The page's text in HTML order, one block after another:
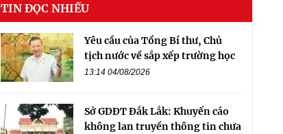
TIN ĐỌC NHIỀU
Yêu cầu của Tổng Bí thư, Chủ
tịch nước về sắp xếp trường học
13:14 04/08/2026
Sở GDĐT Đắk Lắk: Khuyến cáo
không lan truyền thông tin chưa